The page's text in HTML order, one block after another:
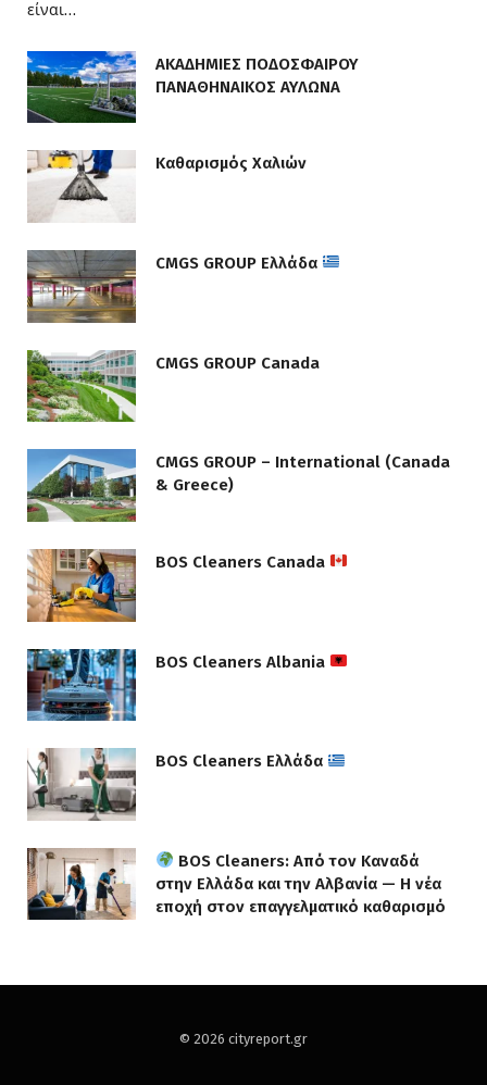
είναι…
ΑΚΑΔΗΜΙΕΣ ΠΟΔΟΣΦΑΙΡΟΥ
ΠΑΝΑΘΗΝΑΙΚΟΣ ΑΥΛΩΝΑ
Καθαρισμός Χαλιών
CMGS GROUP Ελλάδα
CMGS GROUP Canada
CMGS GROUP – International (Canada
& Greece)
BOS Cleaners Canada
BOS Cleaners Albania
BOS Cleaners Ελλάδα
BOS Cleaners: Από τον Καναδά
στην Ελλάδα και την Αλβανία — Η νέα
εποχή στον επαγγελματικό καθαρισμό
© 2026 cityreport.gr